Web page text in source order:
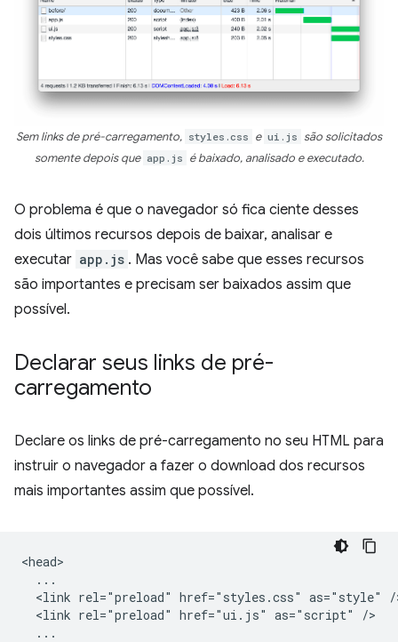
Sem links de pré-carregamento, styles.css e ui.js são solicitados
somente depois que app.js é baixado, analisado e executado.
O problema é que o navegador só fica ciente desses
dois últimos recursos depois de baixar, analisar e
executar app.js . Mas você sabe que esses recursos
são importantes e precisam ser baixados assim que
possível.
Declarar seus links de pré-
carregamento
Declare os links de pré-carregamento no seu HTML para
instruir o navegador a fazer o download dos recursos
mais importantes assim que possível.
<head>
  ...
<link rel="preload" href="styles.css" as="style"
  <link rel="preload" href="ui.js" as="script" />
  ...